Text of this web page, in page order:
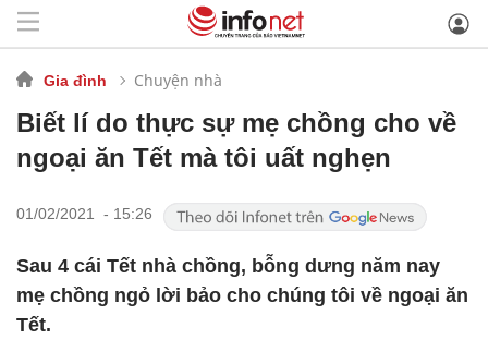
Gia đình Chuyện nhà
Biết lí do thực sự mẹ chồng cho về
ngoại ăn Tết mà tôi uất nghẹn
01/02/2021 - 15:26
Sau 4 cái Tết nhà chồng, bỗng dưng năm nay
mẹ chồng ngỏ lời bảo cho chúng tôi về ngoại ăn
Tết.